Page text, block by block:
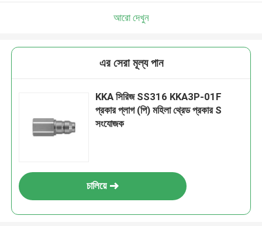
আরো দেখুন
এর সেরা মূল্য পান
KKA সিরিজ SS316 KKA3P-01F
প্রকার প্লাগ (পি) মহিলা থ্রেড প্রকার S
সংযোজক
চালিয়ে